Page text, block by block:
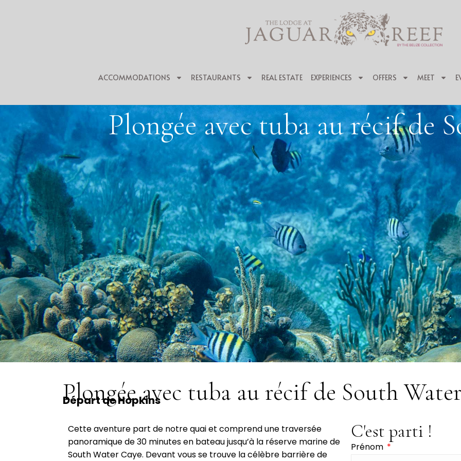
ACCOMMODATIONS RESTAURANTS REAL ESTATE EXPERIENCES OFFERS MEET
Plongée avec tuba au récif de
Plongée avec tuba au récif de South Water
Départ de Hopkins
Cette aventure part de notre quai et comprend une traversée
panoramique de 30 minutes en bateau jusqu’à la réserve marine de
South Water Caye. Devant vous se trouve la célèbre barrière de
C'est parti !
Prénom